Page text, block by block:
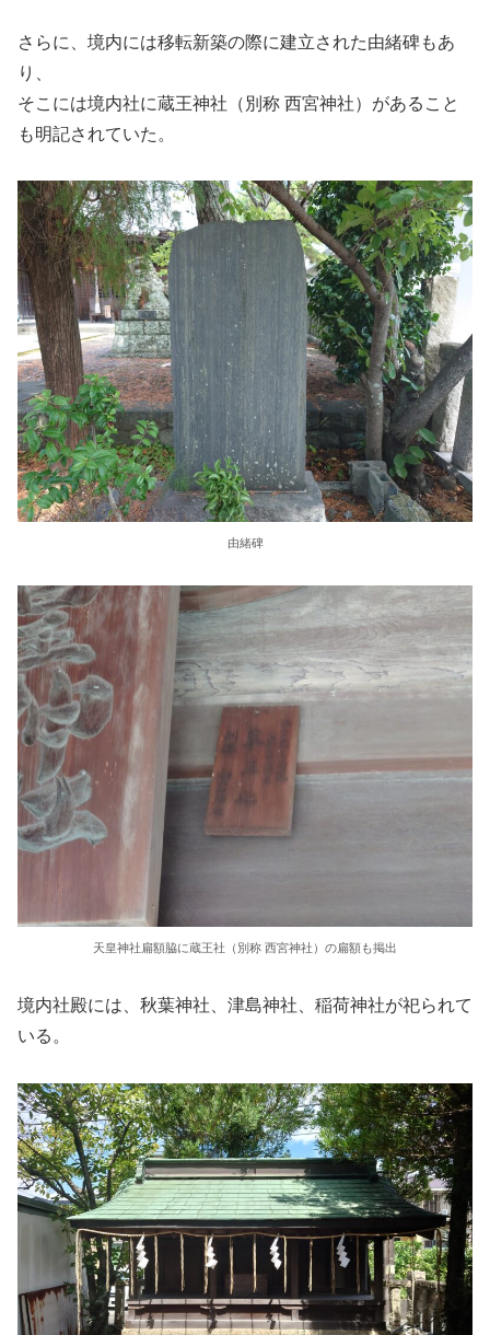
さらに、境内には移転新築の際に建立された由緒碑もあ
り、
そこには境内社に蔵王神社（別称 西宮神社）があること
も明記されていた。
由緒碑
天皇神社扁額脇に蔵王社（別称 西宮神社）の扁額も掲出
境内社殿には、秋葉神社、津島神社、稲荷神社が祀られて
いる。